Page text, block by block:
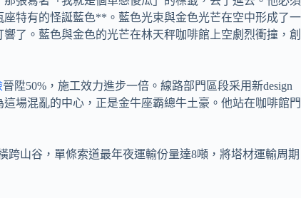
特有的怪誕藍色**。藍色光束與金色光芒在空中形成了一
響了。藍色與金色的光芒在林天秤咖啡館上空劇烈衝撞，創
晉陞50%，施工效力進步一倍。線路部門區段采用新design
場混亂的中心，正是金牛座霸總牛土豪。他站在咖啡館門
山谷，單條索道最年夜運輸份量達8噸，將塔材運輸周期